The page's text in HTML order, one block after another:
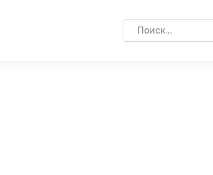
Search
for: